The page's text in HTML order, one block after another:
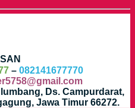
– 082141677770
Ds. Campurdarat,
Jawa Timur 66272.